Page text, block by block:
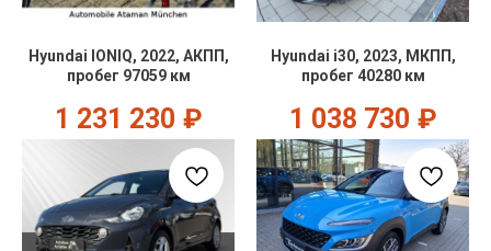
Hyundai IONIQ, 2022, АКПП,
пробег 97059 км
1 231 230 ₽
Hyundai i30, 2023, МКПП,
пробег 40280 км
1 038 730 ₽